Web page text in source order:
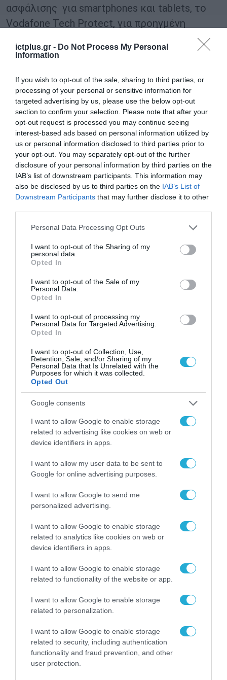
ictplus.gr - Do Not Process My Personal
Information
If you wish to opt-out of the sale, sharing to third parties, or
processing of your personal or sensitive information for
targeted advertising by us, please use the below opt-out
section to confirm your selection. Please note that after your
opt-out request is processed you may continue seeing
interest-based ads based on personal information utilized by
us or personal information disclosed to third parties prior to
your opt-out. You may separately opt-out of the further
disclosure of your personal information by third parties on the
IAB’s list of downstream participants. This information may
also be disclosed by us to third parties on the IAB’s List of
Downstream Participants that may further disclose it to other
Please note that this website/app uses one or more Google
not limited to your visit or usage behaviour. You may click to
grant or deny consent to Google and its third-party tags to
use your data for below specified purposes in below Google
consent section.
Personal Data Processing Opt Outs
I want to opt-out of the Sharing of my
personal data.
Opted In
I want to opt-out of the Sale of my
Personal Data.
Opted In
I want to opt-out of processing my
Personal Data for Targeted Advertising.
Opted In
I want to opt-out of Collection, Use,
Retention, Sale, and/or Sharing of my
Personal Data that Is Unrelated with the
Purposes for which it was collected.
Opted Out
Google consents
I want to allow Google to enable storage
related to advertising like cookies on web or
device identifiers in apps.
I want to allow my user data to be sent to
Google for online advertising purposes.
I want to allow Google to send me
personalized advertising.
I want to allow Google to enable storage
related to analytics like cookies on web or
device identifiers in apps.
I want to allow Google to enable storage
related to functionality of the website or app.
I want to allow Google to enable storage
related to personalization.
I want to allow Google to enable storage
related to security, including authentication
functionality and fraud prevention, and other
user protection.
ασφάλισης για smartphones και tablets, το
Vodafone Tech Protect, για προηγμένη
προστασία οθόνης με μεμβράνη που κόβεται
επί τόπου και το Vodafone Tech Service, για
σε κάθε βήμα οι πελάτες απολαμβάνουν
εξατομικευμένες λύσεις που εξασφαλίζουν
μεγαλύτερη ασφάλεια και υποστήριξη για τις
συσκευές τους.
Με τη νέα αυτή στρατηγική, η Vodafone
επαναπροσδιορίζει την εμπειρία του
φυσικού καταστήματος, διαμορφώνοντας
ένα σύγχρονο οικοσύστημα τεχνολογίας που
φέρνει πιο κοντά προϊόντα, υπηρεσίες και
ανθρώπους, καλύπτοντας κάθε ανάγκη της
οικογένειας και των επαγγελματιών.
ΡΟΗ ΕΙΔΗΣΕΩΝ
Το χρηματοδοτούμενο
από την ΕΕ έργο “The
Gaming Police”
ενισχύει την ασφάλεια
των παιδιών στο
διαδίκτυο
31.07.2026